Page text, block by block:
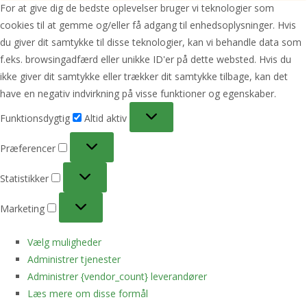
For at give dig de bedste oplevelser bruger vi teknologier som
cookies til at gemme og/eller få adgang til enhedsoplysninger. Hvis
du giver dit samtykke til disse teknologier, kan vi behandle data som
f.eks. browsingadfærd eller unikke ID'er på dette websted. Hvis du
ikke giver dit samtykke eller trækker dit samtykke tilbage, kan det
have en negativ indvirkning på visse funktioner og egenskaber.
Funktionsdygtig
Altid aktiv
Præferencer
Statistikker
Marketing
Vælg muligheder
Administrer tjenester
Administrer {vendor_count} leverandører
Læs mere om disse formål